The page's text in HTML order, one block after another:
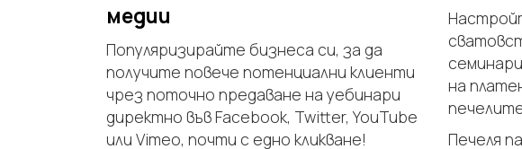
медии
Популяризирайте бизнеса си, за да
получите повече потенциални клиенти
чрез поточно предаване на уебинари
директно във Facebook, Twitter, YouTube
или Vimeo, почти с едно кликване!
на
Печеля